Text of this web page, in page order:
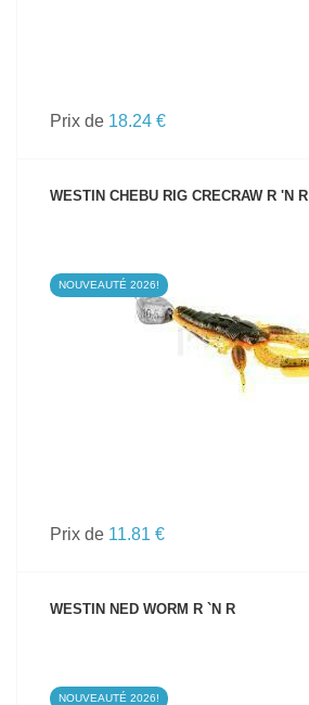
Prix de 18.24 €
WESTIN CHEBU RIG CRECRAW R 'N R
NOUVEAUTÉ 2026!
VOIR LE PRODUIT
Prix de 11.81 €
WESTIN NED WORM R `N R
NOUVEAUTÉ 2026!